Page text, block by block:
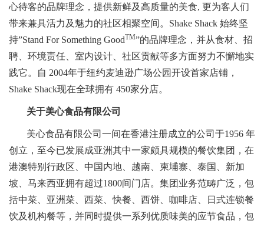
心待客的品牌理念，提供新鲜及高质量的美食, 更为客人们
带来兼具活力及魅力的社区相聚空间。Shake Shack 始终坚
持”Stand For Something GoodTM”的品牌理念，并从食材、招
聘、环境责任、室内设计、社区贡献等多方面努力不懈地实
践它。自 2004年于纽约麦迪逊广场公园开设首家店铺，
Shake Shack现在全球拥有 450家分店。
关于美心食品有限公司
美心食品有限公司一间在香港注册成立的公司于1956 年
创立，至今已发展成亚洲其中一家颇具规模的餐饮集团，在
港澳特别行政区、中国内地、越南、柬埔寨、泰国、新加
坡、马来西亚拥有超过1800间门店。集团业务范畴广泛，包
括中菜、亚洲菜、西菜、快餐、西饼、咖啡店、日式连锁餐
饮及机构餐等，并同时提供一系列优质味美的应节食品，包